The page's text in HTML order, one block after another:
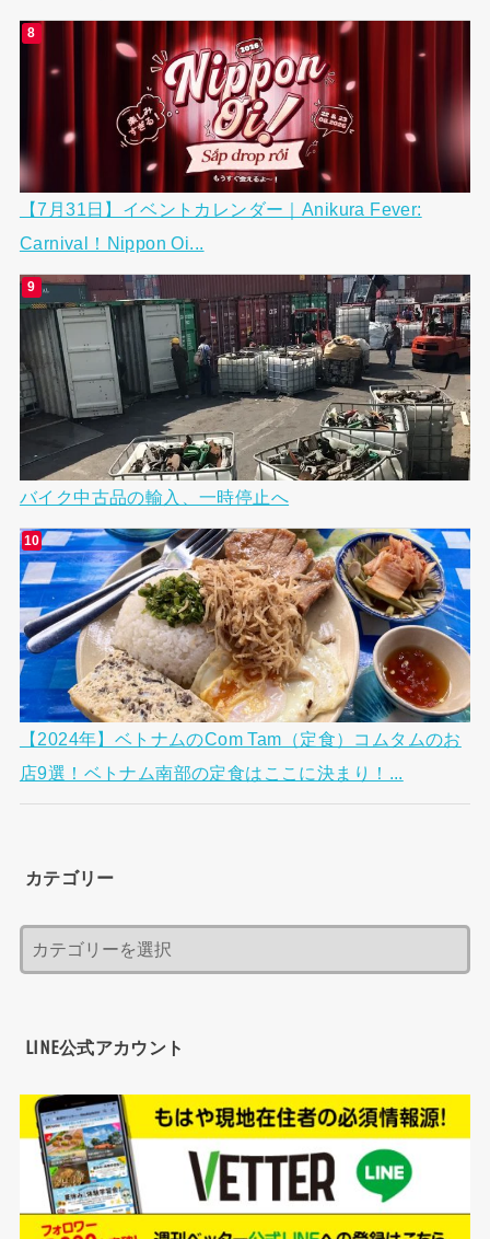
【7月31日】イベントカレンダー｜Anikura Fever:
Carnival！Nippon Oi...
バイク中古品の輸入、一時停止へ
【2024年】ベトナムのCom Tam（定食）コムタムのお
店9選！ベトナム南部の定食はここに決まり！...
カテゴリー
LINE公式アカウント